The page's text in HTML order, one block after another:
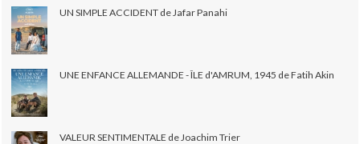
UN SIMPLE ACCIDENT de Jafar Panahi
UNE ENFANCE ALLEMANDE - ÎLE d'AMRUM, 1945 de Fatih Akin
VALEUR SENTIMENTALE de Joachim Trier